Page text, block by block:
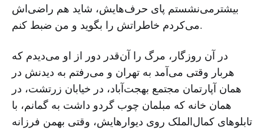
بیشترمی‌نشستم پای حرف‌هایش، شاید هم راضی‌اش
می‌کردم خاطراتش را بگوید و من ضبط کنم.
در آن روزگار، مرگ را آن‌قدر دور از او می‌دیدم که
هربار وقتی می‌آمد به تهران و می‌رفتم به دیدنش در
همان آپارتمان مجتمع بهجت‌آباد، در خیابان زرتشت، در
همان خانه که مبلمان چوب گردو داشت به گمانم، با
تابلوهای کمال‌الملک روی دیوارهایش، وقتی بهمن فرزانه